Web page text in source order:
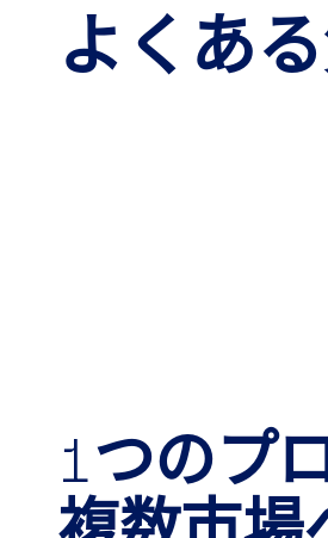
よくあ
1つのプ